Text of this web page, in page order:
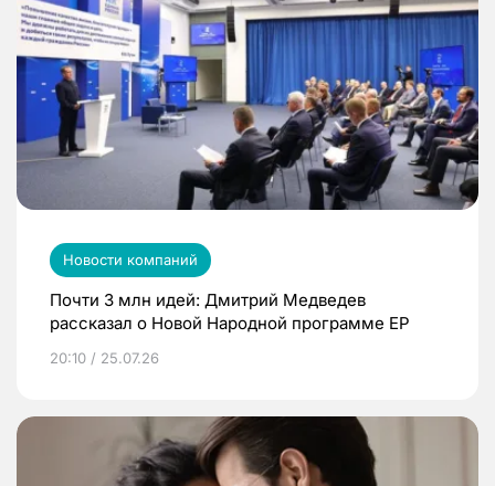
Новости компаний
Почти 3 млн идей: Дмитрий Медведев
рассказал о Новой Народной программе ЕР
20:10 / 25.07.26